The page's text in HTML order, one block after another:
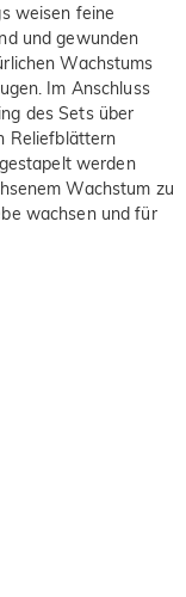
weisen feine
und gewunden
Wachstums
Im Anschluss
des Sets über
Reliefblättern
werden
Wachstum zu
wachsen und für